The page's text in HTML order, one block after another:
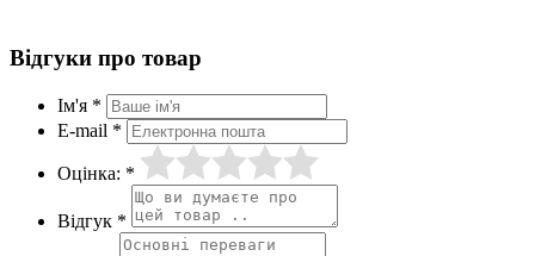
Відгуки про товар
Ім'я *
E-mail *
Оцінка: *
Відгук *